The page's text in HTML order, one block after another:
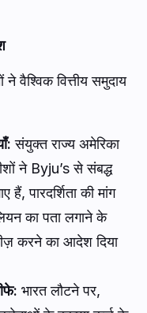
ने वैश्विक वित्तीय समुदाय
संयुक्त राज्य अमेरिका
ने Byju’s से संबद्ध
पारदर्शिता की मांग
का पता लगाने के
करने का आदेश दिया
भारत लौटने पर,